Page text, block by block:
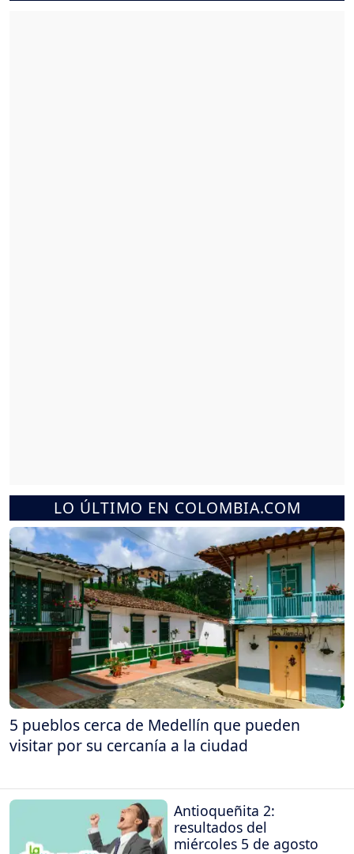
LO ÚLTIMO EN COLOMBIA.COM
5 pueblos cerca de Medellín que pueden
visitar por su cercanía a la ciudad
Antioqueñita 2:
resultados del
miércoles 5 de agosto